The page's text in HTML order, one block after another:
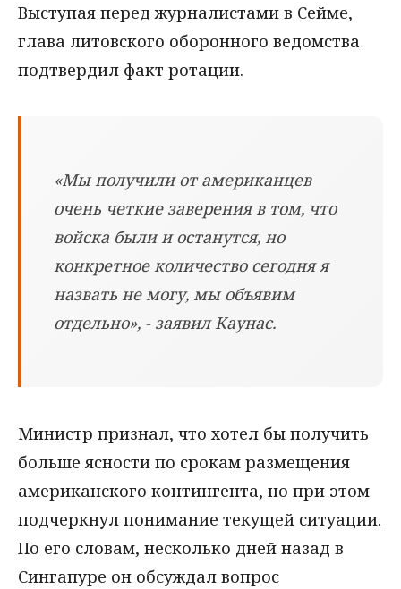
Выступая перед журналистами в Сейме,
глава литовского оборонного ведомства
подтвердил факт ротации.
«Мы получили от американцев
очень четкие заверения в том, что
войска были и останутся, но
конкретное количество сегодня я
назвать не могу, мы объявим
отдельно», - заявил Каунас.
Министр признал, что хотел бы получить
больше ясности по срокам размещения
американского контингента, но при этом
подчеркнул понимание текущей ситуации.
По его словам, несколько дней назад в
Сингапуре он обсуждал вопрос